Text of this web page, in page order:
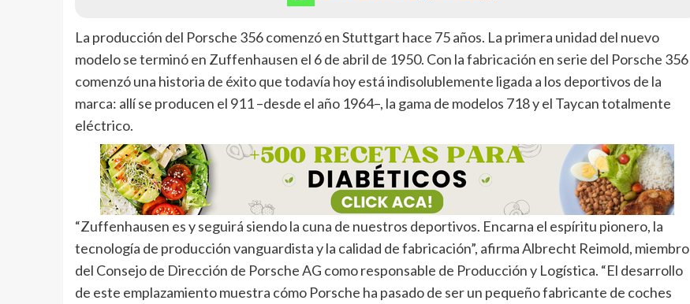
La producción del Porsche 356 comenzó en Stuttgart hace 75 años. La primera unidad del nuevo
modelo se terminó en Zuffenhausen el 6 de abril de 1950. Con la fabricación en serie del Porsche 356
comenzó una historia de éxito que todavía hoy está indisolublemente ligada a los deportivos de la
marca: allí se producen el 911 –desde el año 1964–, la gama de modelos 718 y el Taycan totalmente
eléctrico.
“Zuffenhausen es y seguirá siendo la cuna de nuestros deportivos. Encarna el espíritu pionero, la
tecnología de producción vanguardista y la calidad de fabricación”, afirma Albrecht Reimold, miembro
del Consejo de Dirección de Porsche AG como responsable de Producción y Logística. “El desarrollo
de este emplazamiento muestra cómo Porsche ha pasado de ser un pequeño fabricante de coches